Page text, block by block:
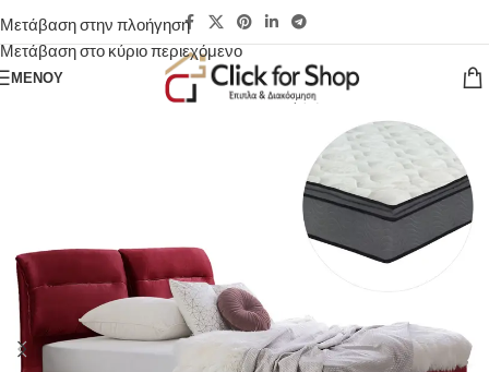
Μετάβαση στην πλοήγηση
Μετάβαση στο κύριο περιεχόμενο
ΜΕΝΟΎ